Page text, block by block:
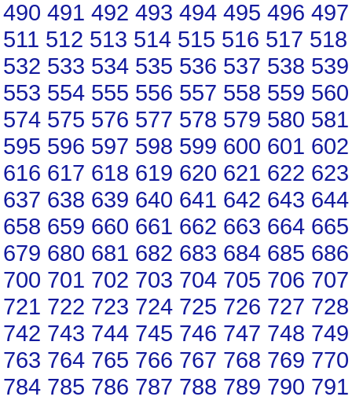
490 491 492 493 494 495 496 497
511 512 513 514 515 516 517 518
532 533 534 535 536 537 538 539
553 554 555 556 557 558 559 560
574 575 576 577 578 579 580 581
595 596 597 598 599 600 601 602
616 617 618 619 620 621 622 623
637 638 639 640 641 642 643 644
658 659 660 661 662 663 664 665
679 680 681 682 683 684 685 686
700 701 702 703 704 705 706 707
721 722 723 724 725 726 727 728
742 743 744 745 746 747 748 749
763 764 765 766 767 768 769 770
784 785 786 787 788 789 790 791